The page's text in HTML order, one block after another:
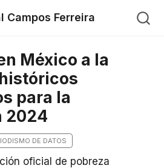
Campos Ferreira
México a la
para la
2024
DE DATOS
oficial de pobreza